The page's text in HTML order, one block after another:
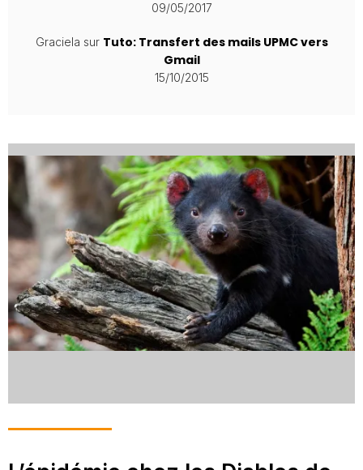
09/05/2017
Graciela sur Tuto: Transfert des mails UPMC vers
Gmail
15/10/2015